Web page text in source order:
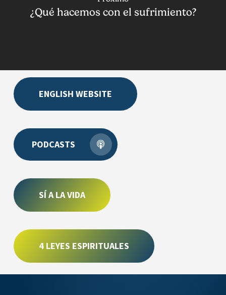
¿Qué hacemos con el sufrimiento?
ENGLISH WEBSITE
PODCASTS
SÍ A LA VIDA
4 LEYES ESPIRITUALES